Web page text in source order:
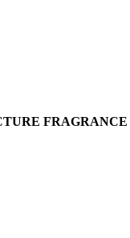
FRAGRANCE